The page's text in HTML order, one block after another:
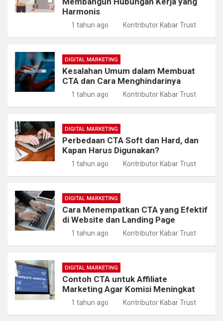
Harmonis
1 tahun ago Kontributor Kabar Trust
DIGITAL MARKETING
Kesalahan Umum dalam Membuat
CTA dan Cara Menghindarinya
1 tahun ago Kontributor Kabar Trust
DIGITAL MARKETING
Perbedaan CTA Soft dan Hard, dan
Kapan Harus Digunakan?
1 tahun ago Kontributor Kabar Trust
DIGITAL MARKETING
Cara Menempatkan CTA yang Efektif
di Website dan Landing Page
1 tahun ago Kontributor Kabar Trust
DIGITAL MARKETING
Contoh CTA untuk Affiliate
Marketing Agar Komisi Meningkat
1 tahun ago Kontributor Kabar Trust